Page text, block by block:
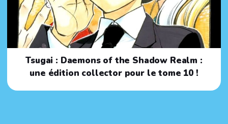
Tsugai : Daemons of the Shadow Realm :
une édition collector pour le tome 10 !